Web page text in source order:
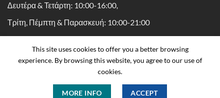
Δευτέρα & Τετάρτη: 10:00-16:00,
Τρίτη, Πέμπτη & Παρασκευή: 10:00-21:00
Σάββατο: 10:00-16:30
Copyright 2026 ©Boardhaven powered by Kaissa Peiraius
This site uses cookies to offer you a better browsing
experience. By browsing this website, you agree to our use of
cookies.
MORE INFO ACCEPT